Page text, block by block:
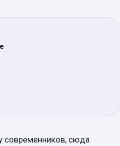
современников, сюда